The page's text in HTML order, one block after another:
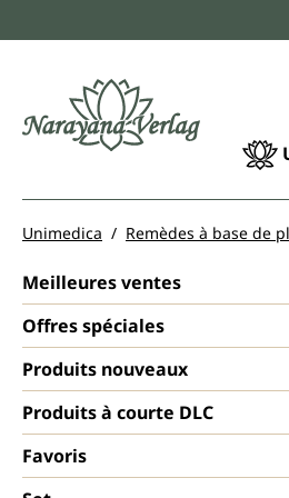
Unimedica Remèdes à base de
Meilleures ventes
Offres spéciales
Produits nouveaux
Produits à courte DLC
Favoris